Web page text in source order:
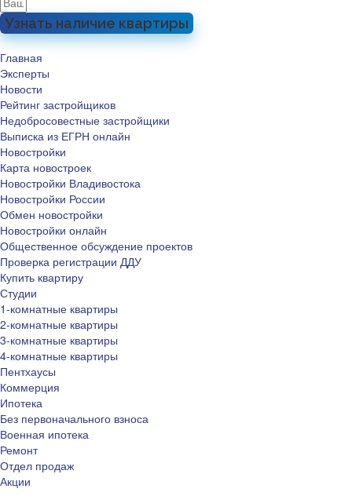
Узнать наличие квартиры
Главная
Эксперты
Новости
Рейтинг застройщиков
Недобросовестные застройщики
Выписка из ЕГРН онлайн
Новостройки
Карта новостроек
Новостройки Владивостока
Новостройки России
Обмен новостройки
Новостройки онлайн
Общественное обсуждение проектов
Проверка регистрации ДДУ
Купить квартиру
Студии
1-комнатные квартиры
2-комнатные квартиры
3-комнатные квартиры
4-комнатные квартиры
Пентхаусы
Коммерция
Ипотека
Без первоначального взноса
Военная ипотека
Ремонт
Отдел продаж
Акции